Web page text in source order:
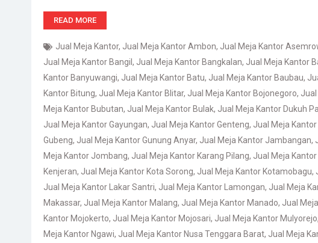
READ MORE
Jual Meja Kantor, Jual Meja Kantor Ambon, Jual Meja Kantor
Jual Meja Kantor Bangil , Jual Meja Kantor Bangkalan, Jual Meja Kantor
Kantor Banyuwangi, Jual Meja Kantor Batu, Jual Meja Kantor Baubau,
Kantor Bitung, Jual Meja Kantor Blitar, Jual Meja Kantor Bojonegoro,
Meja Kantor Bubutan, Jual Meja Kantor Bulak, Jual Meja Kantor Dukuh
Jual Meja Kantor Gayungan, Jual Meja Kantor Genteng, Jual Meja
Gubeng, Jual Meja Kantor Gunung Anyar, Jual Meja Kantor Jambangan,
Meja Kantor Jombang, Jual Meja Kantor Karang Pilang, Jual Meja Kantor
Kenjeran, Jual Meja Kantor Kota Sorong, Jual Meja Kantor Kotamobagu,
Jual Meja Kantor Lakar Santri, Jual Meja Kantor Lamongan, Jual Meja
Makassar, Jual Meja Kantor Malang, Jual Meja Kantor Manado, Jual
Kantor Mojokerto, Jual Meja Kantor Mojosari, Jual Meja Kantor Mulyorejo,
Meja Kantor Ngawi, Jual Meja Kantor Nusa Tenggara Barat, Jual Meja